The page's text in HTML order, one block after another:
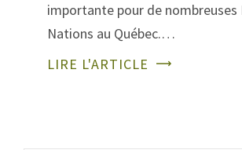
importante pour de nombreuses
Nations au Québec.…
LIRE L'ARTICLE